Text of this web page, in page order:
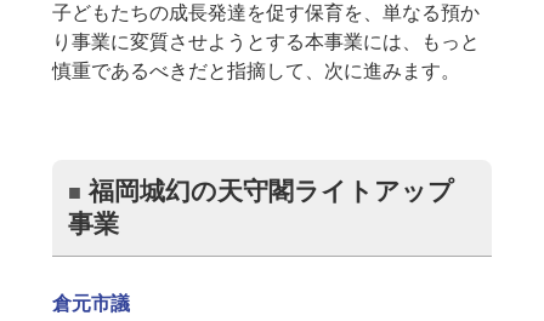
子どもたちの成長発達を促す保育を、単なる預か
り事業に変質させようとする本事業には、もっと
慎重であるべきだと指摘して、次に進みます。
福岡城幻の天守閣ライトアップ
事業
倉元市議